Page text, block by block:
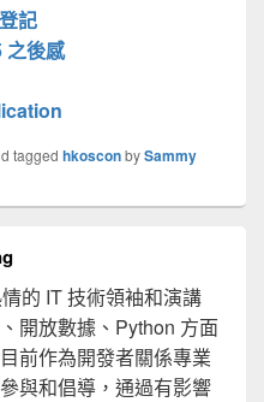
記
後感
tagged hkosconbySammy
的 IT 技術領袖和演講
開放數據、Python 方面
前作為開發者關係專業
與和倡導，通過有影響